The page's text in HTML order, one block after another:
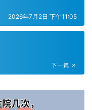
2026年7月2日 下午11:05
下一篇